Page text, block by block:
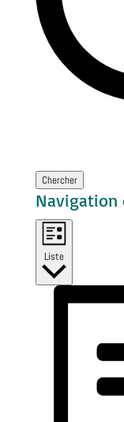
Chercher
Navigation
Liste